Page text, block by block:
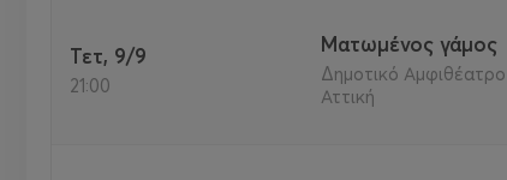
Τετ, 9/9
21:00
Ματωμένος γάμος
Δημοτικό
Αττική